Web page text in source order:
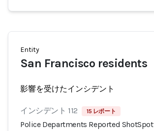
Entity
San Francisco residents
影響を受けたインシデント
インシデント 112 15 レポート
Police Departments Reported